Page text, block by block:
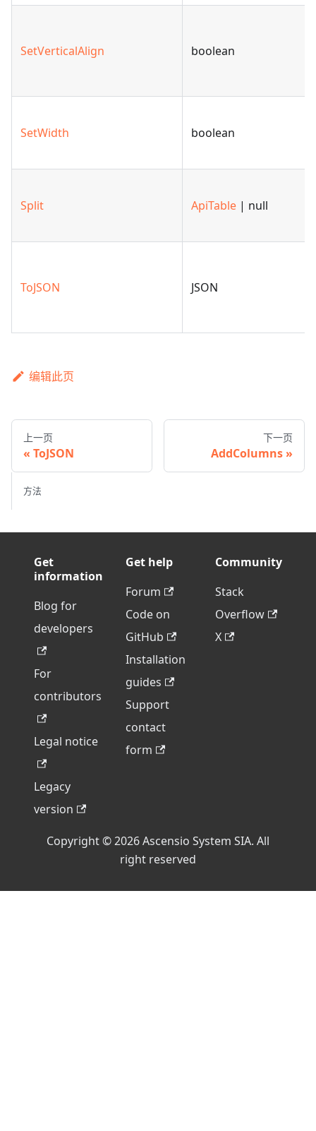
SetVerticalAlign boolean
SetWidth boolean
Split ApiTable | null
ToJSON JSON
编辑此页
上一页
ToJSON
下一页
AddColumns
方法
Get
information
Blog for
developers
For
contributors
Legal notice
Legacy
version
Get help
Forum
Code on
GitHub
Installation
guides
Support
contact
form
Community
Stack
Overflow
X
Copyright © 2026 Ascensio System SIA. All
right reserved